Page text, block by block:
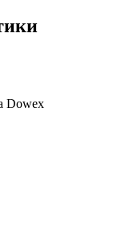
Dowex